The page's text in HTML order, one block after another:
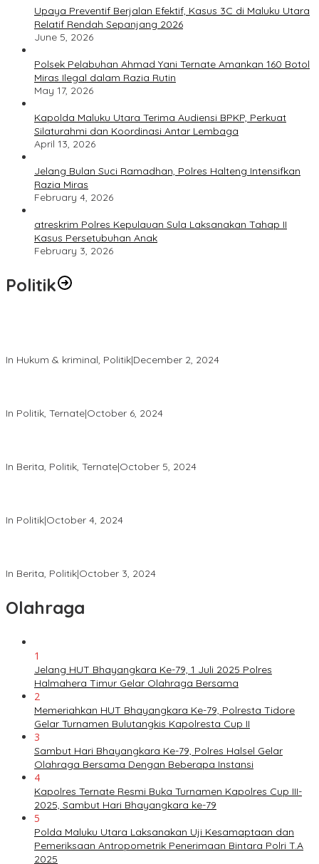
Upaya Preventif Berjalan Efektif, Kasus 3C di Maluku Utara
Relatif Rendah Sepanjang 2026
June 5, 2026
Polsek Pelabuhan Ahmad Yani Ternate Amankan 160 Botol
Miras Ilegal dalam Razia Rutin
May 17, 2026
Kapolda Maluku Utara Terima Audiensi BPKP, Perkuat
Silaturahmi dan Koordinasi Antar Lembaga
April 13, 2026
Jelang Bulan Suci Ramadhan, Polres Halteng Intensifkan
Razia Miras
February 4, 2026
atreskrim Polres Kepulauan Sula Laksanakan Tahap II
Kasus Persetubuhan Anak
February 3, 2026
Politik
In Hukum & kriminal, Politik|December 2, 2024
In Politik, Ternate|October 6, 2024
In Berita, Politik, Ternate|October 5, 2024
In Politik|October 4, 2024
In Berita, Politik|October 3, 2024
Olahraga
1
Jelang HUT Bhayangkara Ke-79, 1 Juli 2025 Polres
Halmahera Timur Gelar Olahraga Bersama
2
Memeriahkan HUT Bhayangkara Ke-79, Polresta Tidore
Gelar Turnamen Bulutangkis Kapolresta Cup II
3
Sambut Hari Bhayangkara Ke-79, Polres Halsel Gelar
Olahraga Bersama Dengan Beberapa Instansi
4
Kapolres Ternate Resmi Buka Turnamen Kapolres Cup III-
2025, Sambut Hari Bhayangkara ke-79
5
Polda Maluku Utara Laksanakan Uji Kesamaptaan dan
Pemeriksaan Antropometrik Penerimaan Bintara Polri T.A
2025